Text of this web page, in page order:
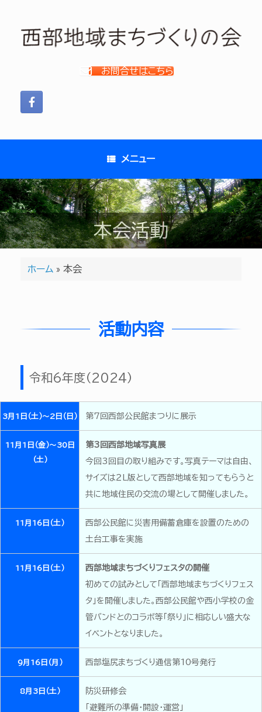
お問合せはこちら
メニュー
本会活動
ホーム » 本会
活動内容
令和6年度（2024）
3月1日（土）～2日（日） 第7回西部公民館まつりに展示
11月1日（金）～30日
（土）
第3回西部地域写真展
今回3回目の取り組みです。写真テーマは自由、
サイズは２L版として西部地域を知ってもらうと
共に地域住民の交流の場として開催しました。
11月16日（土）
西部公民館に災害用備蓄倉庫を設置のための
土台工事を実施
11月16日（土）
西部地域まちづくりフェスタの開催
初めての試みとして「西部地域まちづくりフェス
タ」を開催しました。西部公民館や西小学校の金
管バンドとのコラボ等「祭り」に相応しい盛大な
イベントとなりました。
9月16日（月） 西部塩尻まちづくり通信第10号発行
8月3日（土）
防災研修会
「避難所の準備・開設・運営」